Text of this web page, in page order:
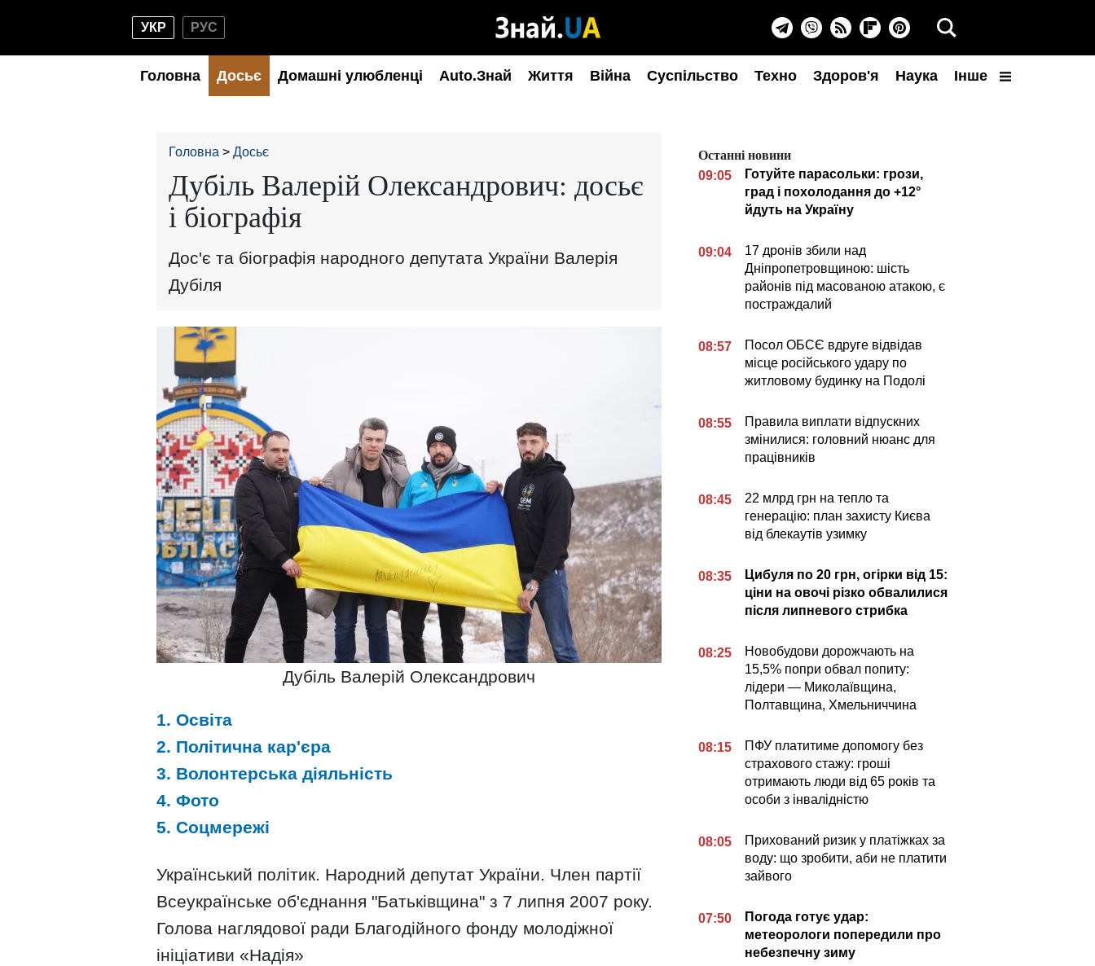
УКР РУС
Головна Досьє Домашні улюбленці Auto.Знай Життя Війна Суспільство Техно Здоров'я Наука Інше
Головна Досьє
Дубіль Валерій Олександрович: досьє
і біографія
Дос'є та біографія народного депутата України Валерія
Дубіля
Дубіль Валерій Олександрович
1. Освіта
2. Політична кар'єра
3. Волонтерська діяльність
4. Фото
5. Соцмережі
Український політик. Народний депутат України. Член партії
Всеукраїнське об'єднання "Батьківщина" з 7 липня 2007 року.
Голова наглядової ради Благодійного фонду молодіжної
ініціативи «Надія»
Останні новини
09:05
Готуйте парасольки: грози,
град і похолодання до +12°
йдуть на Україну
09:04
17 дронів збили над
Дніпропетровщиною: шість
районів під масованою атакою, є
постраждалий
08:57
Посол ОБСЄ вдруге відвідав
місце російського удару по
житловому будинку на Подолі
08:55
Правила виплати відпускних
змінилися: головний нюанс для
працівників
08:45
22 млрд грн на тепло та
генерацію: план захисту Києва
від блекаутів узимку
08:35
Цибуля по 20 грн, огірки від 15:
ціни на овочі різко обвалилися
після липневого стрибка
08:25
Новобудови дорожчають на
15,5% попри обвал попиту:
лідери — Миколаївщина,
Полтавщина, Хмельниччина
08:15
ПФУ платитиме допомогу без
страхового стажу: гроші
отримають люди від 65 років та
особи з інвалідністю
08:05
Прихований ризик у платіжках за
воду: що зробити, аби не платити
зайвого
07:50
Погода готує удар:
метеорологи попередили про
небезпечну зиму